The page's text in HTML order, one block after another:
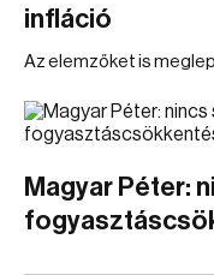
infláció
Az elemzőket is
Magyar Péter: